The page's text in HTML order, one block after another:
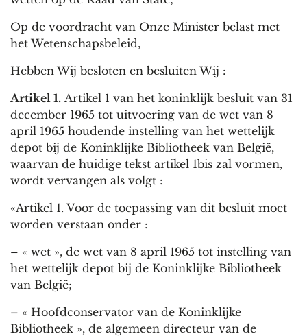
Op de voordracht van Onze Minister belast met
het Wetenschapsbeleid,
Hebben Wij besloten en besluiten Wij :
Artikel 1. Artikel 1 van het koninklijk besluit van 31
december 1965 tot uitvoering van de wet van 8
april 1965 houdende instelling van het wettelijk
depot bij de Koninklijke Bibliotheek van België,
waarvan de huidige tekst artikel 1bis zal vormen,
wordt vervangen als volgt :
«Artikel 1. Voor de toepassing van dit besluit moet
worden verstaan onder :
– « wet », de wet van 8 april 1965 tot instelling van
het wettelijk depot bij de Koninklijke Bibliotheek
van België;
– « Hoofdconservator van de Koninklijke
Bibliotheek », de algemeen directeur van de